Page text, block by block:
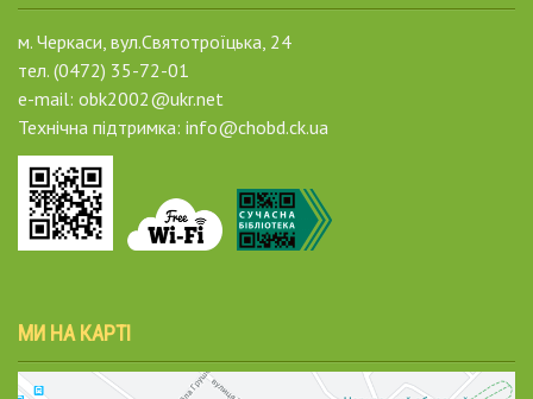
м. Черкаси, вул.Святотроїцька, 24
тел. (0472) 35-72-01
e-mail: obk2002@ukr.net
Технічна підтримка: info@chobd.ck.ua
МИ НА КАРТІ